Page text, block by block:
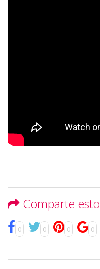
Comparte
0 0 0 0